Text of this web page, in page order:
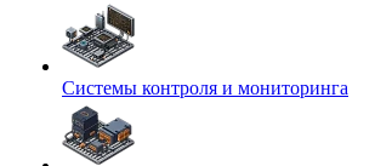
Системы контроля и мониторинга